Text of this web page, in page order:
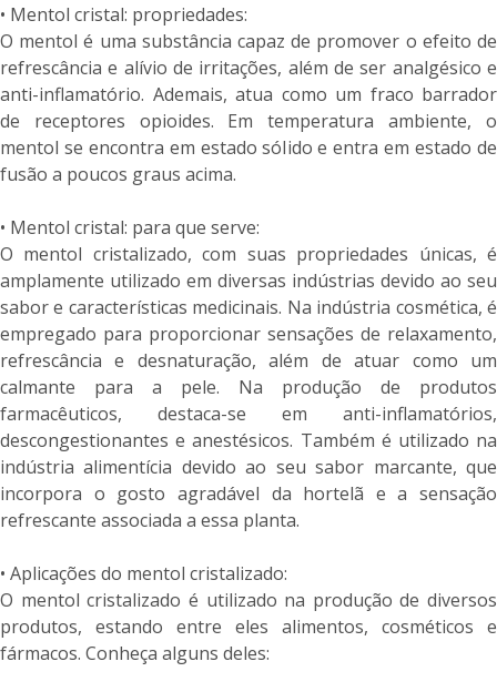
• Mentol cristal: propriedades:
O mentol é uma substância capaz de promover o efeito de
refrescância e alívio de irritações, além de ser analgésico e
anti-inflamatório. Ademais, atua como um fraco barrador
de receptores opioides. Em temperatura ambiente, o
mentol se encontra em estado sólido e entra em estado de
fusão a poucos graus acima.
• Mentol cristal: para que serve:
O mentol cristalizado, com suas propriedades únicas, é
amplamente utilizado em diversas indústrias devido ao seu
sabor e características medicinais. Na indústria cosmética, é
empregado para proporcionar sensações de relaxamento,
refrescância e desnaturação, além de atuar como um
calmante para a pele. Na produção de produtos
farmacêuticos, destaca-se em anti-inflamatórios,
descongestionantes e anestésicos. Também é utilizado na
indústria alimentícia devido ao seu sabor marcante, que
incorpora o gosto agradável da hortelã e a sensação
refrescante associada a essa planta.
• Aplicações do mentol cristalizado:
O mentol cristalizado é utilizado na produção de diversos
produtos, estando entre eles alimentos, cosméticos e
fármacos. Conheça alguns deles: